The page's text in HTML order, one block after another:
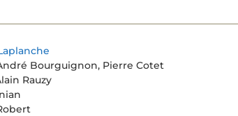
Bourguignon, Pierre Cotet
Rauzy